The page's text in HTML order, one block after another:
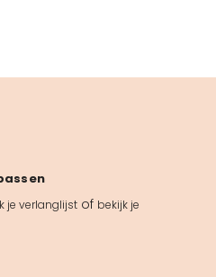
je verlanglijst of bekijk je